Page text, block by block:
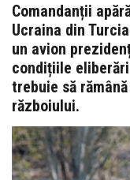
Comandanții
Ucraina din
un avion
condițiile
trebuie să
războiului.